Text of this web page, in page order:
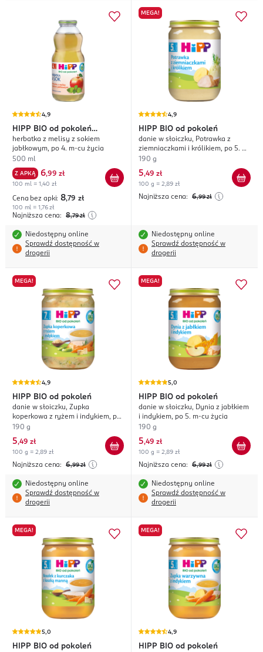
4,9
HIPP BIO od pokoleń
Herbatka & Sok
herbatka z melisy z sokiem
jabłkowym, po 4. m-cu życia
500 ml
Z APKĄ 6,99 zł
100 ml = 1,40 zł
Cena bez apki: 8,79 zł
100 ml = 1,76 zł
Najniższa cena: 8,79 zł
Niedostępny online
Sprawdź dostępność w
drogerii
MEGA!
4,9
HIPP BIO od pokoleń
danie w słoiczku, Potrawka z
ziemniaczkami i królikiem, po 5. m-
cu życia
190 g
5,49 zł
100 g = 2,89 zł
Najniższa cena: 6,99 zł
Niedostępny online
Sprawdź dostępność w
drogerii
MEGA!
4,9
HIPP BIO od pokoleń
danie w słoiczku, Zupka
koperkowa z ryżem i indykiem, po
7. m-cu życia
190 g
5,49 zł
100 g = 2,89 zł
Najniższa cena: 6,99 zł
Niedostępny online
Sprawdź dostępność w
drogerii
MEGA!
5,0
HIPP BIO od pokoleń
danie w słoiczku, Dynia z jabłkiem
i indykiem, po 5. m-cu życia
190 g
5,49 zł
100 g = 2,89 zł
Najniższa cena: 6,99 zł
Niedostępny online
Sprawdź dostępność w
drogerii
MEGA!
5,0
HIPP BIO od pokoleń
MEGA!
4,9
HIPP BIO od pokoleń